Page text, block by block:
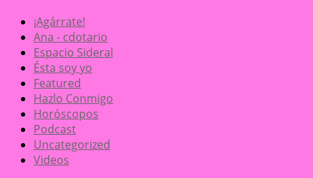
¡Agárrate!
Ana - cdotario
Espacio Sideral
Ésta soy yo
Featured
Hazlo Conmigo
Horóscopos
Podcast
Uncategorized
Videos